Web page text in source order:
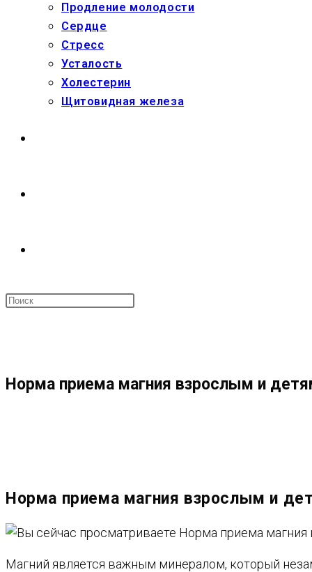
Продление молодости
Сердце
Стресс
Усталость
Холестерин
Щитовидная железа
ПОИСК
Норма приема магния взрослым и
Норма приема магния взрослым и
Магний является важным минералом, который